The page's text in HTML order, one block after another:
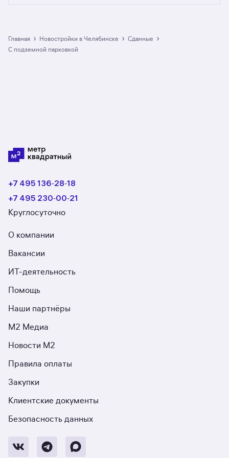
размещено 8 ЖК. Гарантия сделки: вернём
полную стоимость недвижимости, если что-то
Главная › Новостройки в Челябинске › сданные ›
с подземной парковкой
+7 495 136‑28‑18
+7 495 230‑00‑21
Круглосуточно
О компании
Вакансии
ИТ-деятельность
Помощь
Наши партнёры
М2 Медиа
Новости М2
Правила оплаты
Закупки
Клиентские документы
Безопасность данных